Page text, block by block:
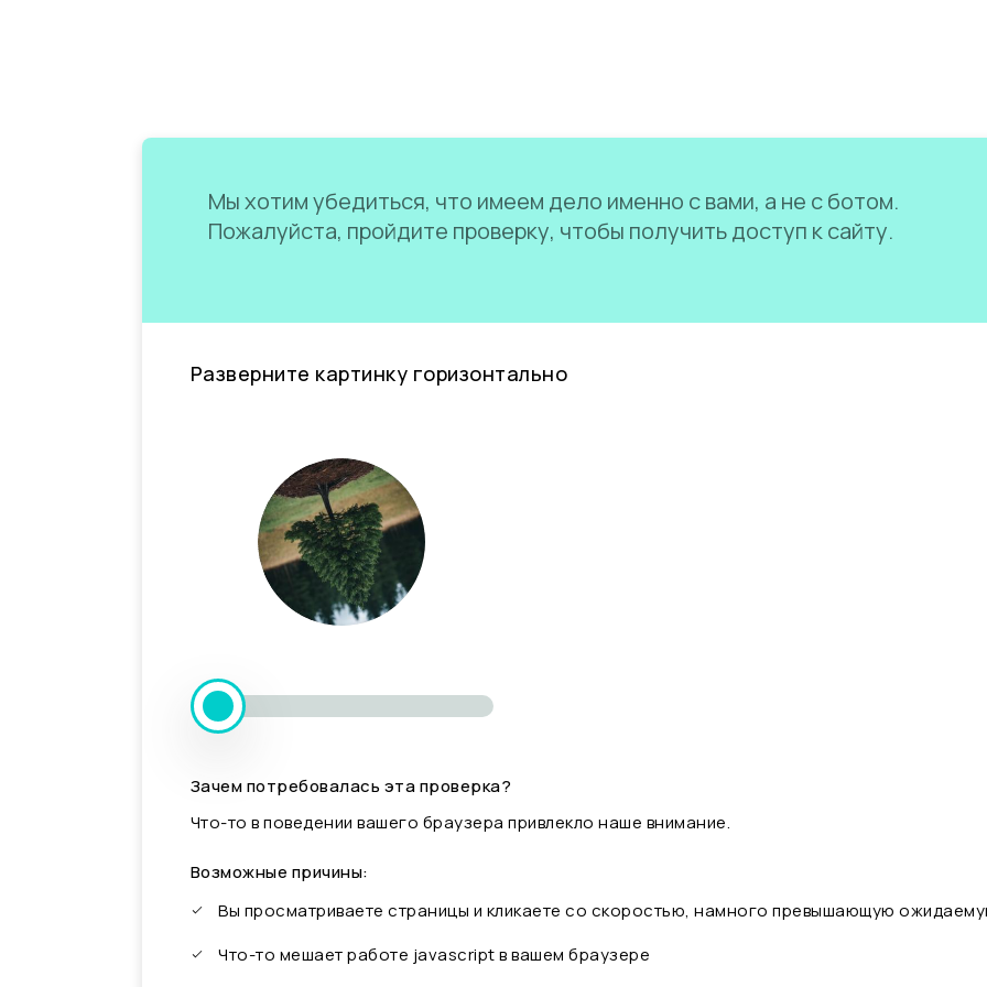
Мы хотим убедиться, что имеем дело именно с вами, а не с ботом.
Пожалуйста, пройдите проверку, чтобы получить доступ к сайту.
Разверните картинку горизонтально
Зачем потребовалась эта проверка?
Что-то в поведении вашего браузера привлекло наше внимание.
Возможные причины:
Вы просматриваете страницы и кликаете со скоростью, намного превышающую
Что-то мешает работе javascript в вашем браузере